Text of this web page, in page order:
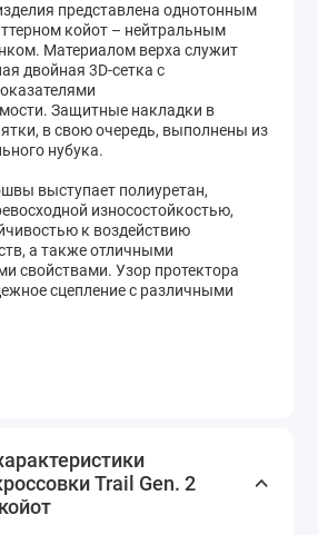
представлена однотонным
койот – нейтральным
Материалом верха служит
двойная 3D-сетка с
Защитные накладки в
в свою очередь, выполнены из
нубука.
выступает полиуретан,
износостойкостью,
к воздействию
а также отличными
свойствами. Узор протектора
сцепление с различными
производителя
кроссовки Trail Gen. 2 летние
продуманную обувь быстро
магазине
Trail Gen. 2